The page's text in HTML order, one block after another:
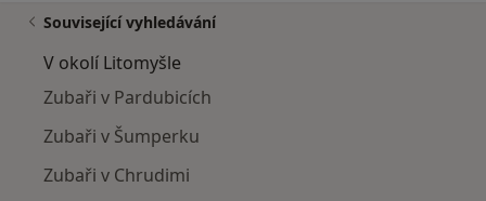
Související vyhledávání
V okolí Litomyšle
Zubaři v Pardubicích
Zubaři v Šumperku
Zubaři v Chrudimi